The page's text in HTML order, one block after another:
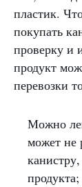
пластик.
покупать
проверку и
продукт
перевозки
Можно
может не
продукта;